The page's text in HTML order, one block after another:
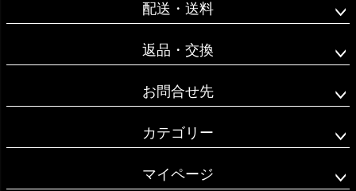
配送・送料
返品・交換
お問合せ先
カテゴリー
マイページ